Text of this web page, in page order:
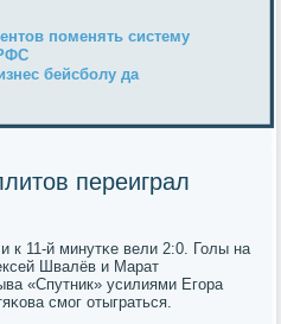
поменять систему
бейсболу да
переиграл
к 11-й минутκе вели 2:0. Голы на
Швалёв и Марат
«Спутник» усилиями Егοра
смοг отыграться.